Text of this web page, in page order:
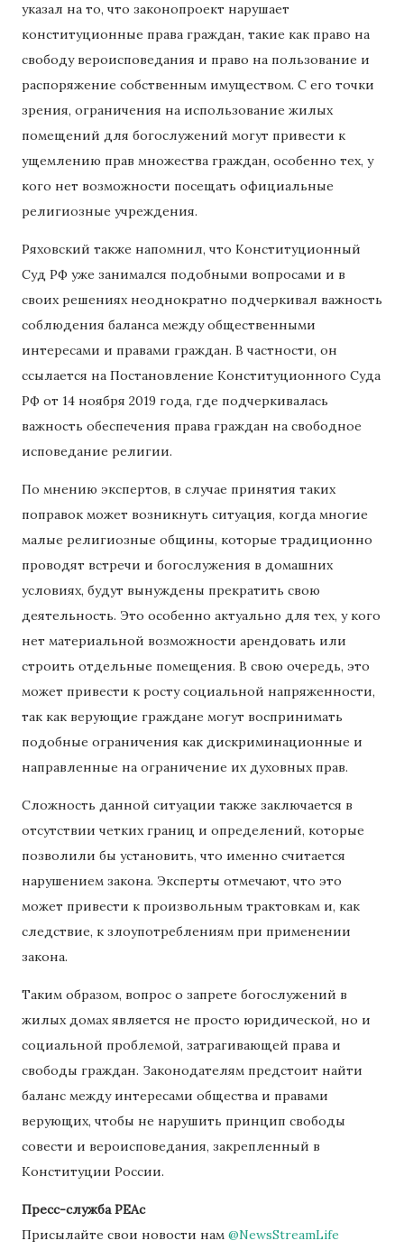
указал на то, что законопроект нарушает
конституционные права граждан, такие как право на
свободу вероисповедания и право на пользование и
распоряжение собственным имуществом. С его точки
зрения, ограничения на использование жилых
помещений для богослужений могут привести к
ущемлению прав множества граждан, особенно тех, у
кого нет возможности посещать официальные
религиозные учреждения.
Ряховский также напомнил, что Конституционный
Суд РФ уже занимался подобными вопросами и в
своих решениях неоднократно подчеркивал важность
соблюдения баланса между общественными
интересами и правами граждан. В частности, он
ссылается на Постановление Конституционного Суда
РФ от 14 ноября 2019 года, где подчеркивалась
важность обеспечения права граждан на свободное
исповедание религии.
По мнению экспертов, в случае принятия таких
поправок может возникнуть ситуация, когда многие
малые религиозные общины, которые традиционно
проводят встречи и богослужения в домашних
условиях, будут вынуждены прекратить свою
деятельность. Это особенно актуально для тех, у кого
нет материальной возможности арендовать или
строить отдельные помещения. В свою очередь, это
может привести к росту социальной напряженности,
так как верующие граждане могут воспринимать
подобные ограничения как дискриминационные и
направленные на ограничение их духовных прав.
Сложность данной ситуации также заключается в
отсутствии четких границ и определений, которые
позволили бы установить, что именно считается
нарушением закона. Эксперты отмечают, что это
может привести к произвольным трактовкам и, как
следствие, к злоупотреблениям при применении
закона.
Таким образом, вопрос о запрете богослужений в
жилых домах является не просто юридической, но и
социальной проблемой, затрагивающей права и
свободы граждан. Законодателям предстоит найти
баланс между интересами общества и правами
верующих, чтобы не нарушить принцип свободы
совести и вероисповедания, закрепленный в
Конституции России.
Пресс-служба РЕАс
Присылайте свои новости нам @NewsStreamLife